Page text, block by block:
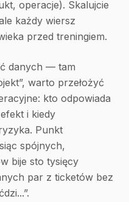
operacje). Skalujcie
każdy wiersz
przed treningiem.
danych — tam
warto przełożyć
kto odpowiada
i kiedy
Punkt
spójnych,
bije sto tysięcy
par z ticketów bez